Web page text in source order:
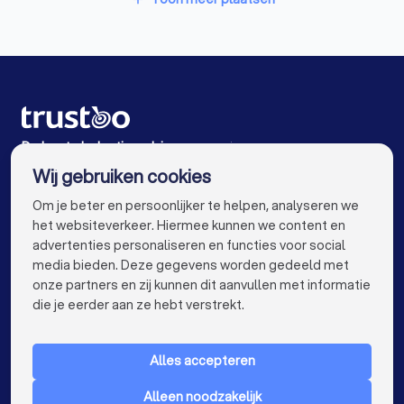
Belastingadviseurs in Klazienaveen
Belastingadviseurs in Amsterdam
Belastingadviseurs in Rotterdam
Belastingadviseurs in Den Haag
Belastingadviseurs in Utrecht
Belastingadviseurs in Tilburg
Belastingadviseurs in Groningen
De beste belastingadviseurs voor jou
VOOR PARTICULIEREN keyboard_arrow_down
Wij gebruiken cookies
Om je beter en persoonlijker te helpen, analyseren we
het websiteverkeer. Hiermee kunnen we content en
advertenties personaliseren en functies voor social
media bieden. Deze gegevens worden gedeeld met
onze partners en zij kunnen dit aanvullen met informatie
die je eerder aan ze hebt verstrekt.
Alles accepteren
Alleen noodzakelijk